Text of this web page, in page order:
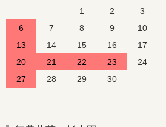
1
2 3
6
7 8 9 10
13
14 15 16 17
20
21 22 23 24
27
28 29 30